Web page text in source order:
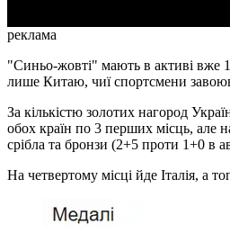
реклама
"Синьо-жовті" мають в активі вже
лише Китаю, чиї спортсмени
За кількістю золотих нагород
обох країн по 3 перших місць, але
срібла та бронзи (2+5 проти 1+0 в
На четвертому місці йде Італія, а